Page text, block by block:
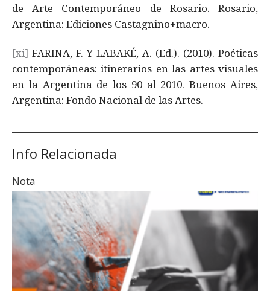
de Arte Contemporáneo de Rosario. Rosario,
Argentina: Ediciones Castagnino+macro.
[xi] FARINA, F. Y LABAKÉ, A. (Ed.). (2010). Poéticas
contemporáneas: itinerarios en las artes visuales
en la Argentina de los 90 al 2010. Buenos Aires,
Argentina: Fondo Nacional de las Artes.
Info Relacionada
Nota